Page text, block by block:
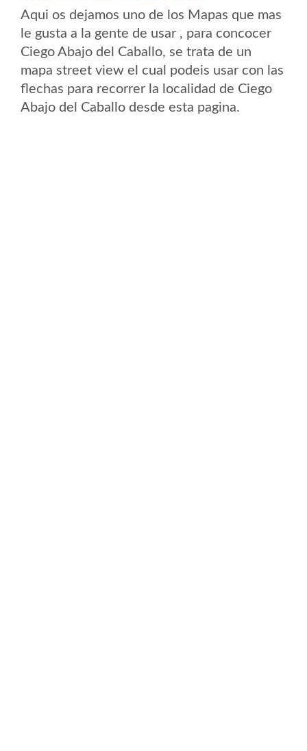
Aqui os dejamos uno de los Mapas que mas
le gusta a la gente de usar , para concocer
Ciego Abajo del Caballo, se trata de un
mapa street view el cual podeis usar con las
flechas para recorrer la localidad de Ciego
Abajo del Caballo desde esta pagina.